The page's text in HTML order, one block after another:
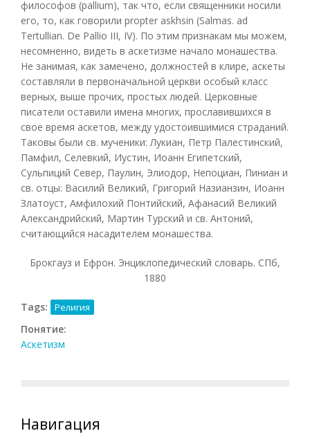
философов (pallium), так что, если священники носили
его, то, как говорили propter askhsin (Salmas. ad
Tertullian. De Pallio III, IV). По этим признакам мы можем,
несомненно, видеть в аскетизме начало монашества.
Не занимая, как замечено, должностей в клире, аскеты
составляли в первоначальной церкви особый класс
верных, выше прочих, простых людей. Церковные
писатели оставили имена многих, прославившихся в
свое время аскетов, между удостоившимися страданий.
Таковы были св. мученики: Лукиан, Петр Палестинский,
Памфил, Селевкий, Иустин, Иоанн Египетский,
Сульпиций Север, Паулин, Элиодор, Непоциан, Пиниан и
св. отцы: Василий Великий, Григорий Назианзин, Иоанн
Златоуст, Амфилохий Понтийский, Афанасий Великий
Александрийский, Мартин Typский и св. Антоний,
считающийся насадителем монашества.
Брокгауз и Ефрон. Энциклопедический словарь. СПб,
1880
Tags: Религия
Понятие:
Аскетизм
Навигация